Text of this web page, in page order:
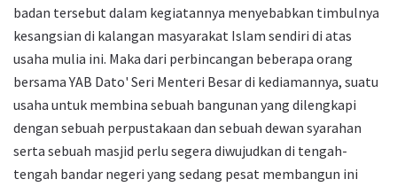
badan tersebut dalam kegiatannya menyebabkan timbulnya
kesangsian di kalangan masyarakat Islam sendiri di atas
usaha mulia ini. Maka dari perbincangan beberapa orang
bersama YAB Dato' Seri Menteri Besar di kediamannya, suatu
usaha untuk membina sebuah bangunan yang dilengkapi
dengan sebuah perpustakaan dan sebuah dewan syarahan
serta sebuah masjid perlu segera diwujudkan di tengah-
tengah bandar negeri yang sedang pesat membangun ini